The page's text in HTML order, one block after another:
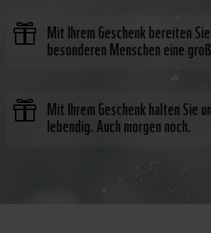
 Mit Ihrem Geschenk bereiten
besonderen Menschen eine
 Mit Ihrem Geschenk halten Sie
lebendig. Auch morgen noch.